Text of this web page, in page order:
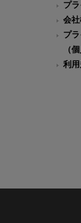
プ
会
プ
（
利